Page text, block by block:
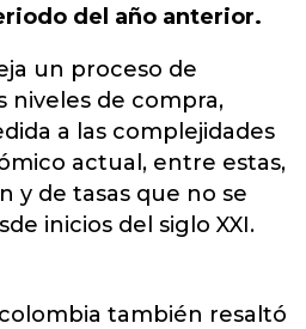
del año anterior.
un proceso de
niveles de compra,
a las complejidades
actual, entre estas,
y de tasas que no se
inicios del siglo XXI.
también resaltó